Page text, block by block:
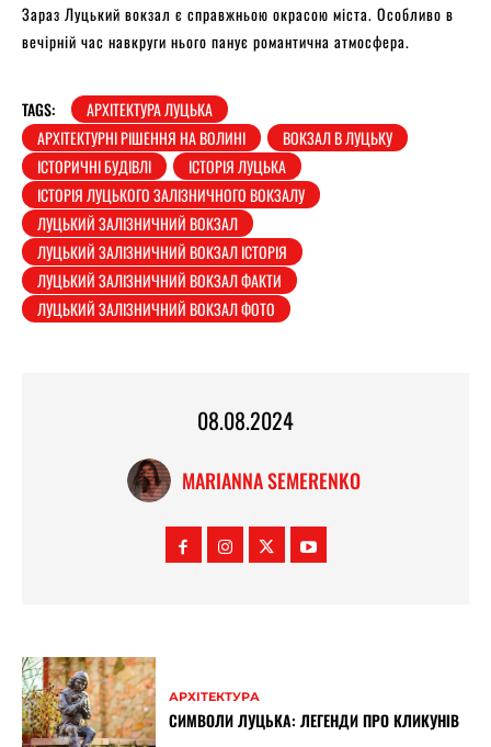
Зараз Луцький вокзал є справжньою окрасою міста. Особливо в
вечірній час навкруги нього панує романтична атмосфера.
TAGS:
АРХІТЕКТУРА ЛУЦЬКА
АРХІТЕКТУРНІ РІШЕННЯ НА ВОЛИНІ
ВОКЗАЛ В ЛУЦЬКУ
ІСТОРИЧНІ БУДІВЛІ
ІСТОРІЯ ЛУЦЬКА
ІСТОРІЯ ЛУЦЬКОГО ЗАЛІЗНИЧНОГО ВОКЗАЛУ
ЛУЦЬКИЙ ЗАЛІЗНИЧНИЙ ВОКЗАЛ
ЛУЦЬКИЙ ЗАЛІЗНИЧНИЙ ВОКЗАЛ ІСТОРІЯ
ЛУЦЬКИЙ ЗАЛІЗНИЧНИЙ ВОКЗАЛ ФАКТИ
ЛУЦЬКИЙ ЗАЛІЗНИЧНИЙ ВОКЗАЛ ФОТО
08.08.2024
MARIANNA SEMERENKO
АРХІТЕКТУРА
СИМВОЛИ ЛУЦЬКА: ЛЕГЕНДИ ПРО КЛИКУНІВ